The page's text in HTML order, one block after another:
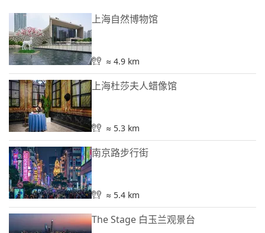
上海自然博物馆
≈ 4.9 km
上海杜莎夫人蜡像馆
≈ 5.3 km
南京路步行街
≈ 5.4 km
The Stage 白玉兰观景台